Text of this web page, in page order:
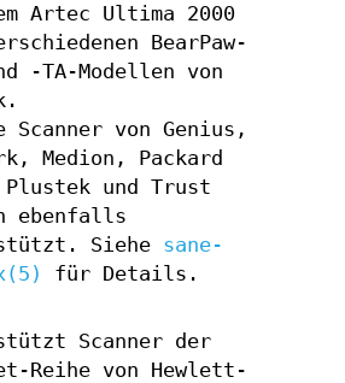
Artec Ultima 2000
BearPaw-
-TA-Modellen von
Scanner von Genius,
Medion, Packard
und Trust
ebenfalls
Siehe sane-
für Details.
Scanner der
Reihe von Hewlett-